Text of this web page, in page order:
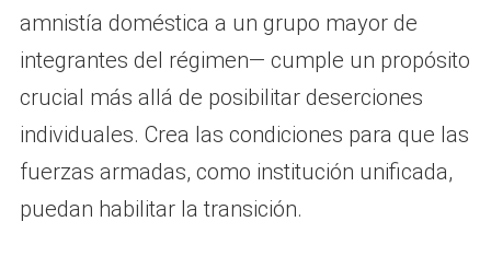
amnistía doméstica a un grupo mayor de
integrantes del régimen— cumple un propósito
crucial más allá de posibilitar deserciones
individuales. Crea las condiciones para que las
fuerzas armadas, como institución unificada,
puedan habilitar la transición.